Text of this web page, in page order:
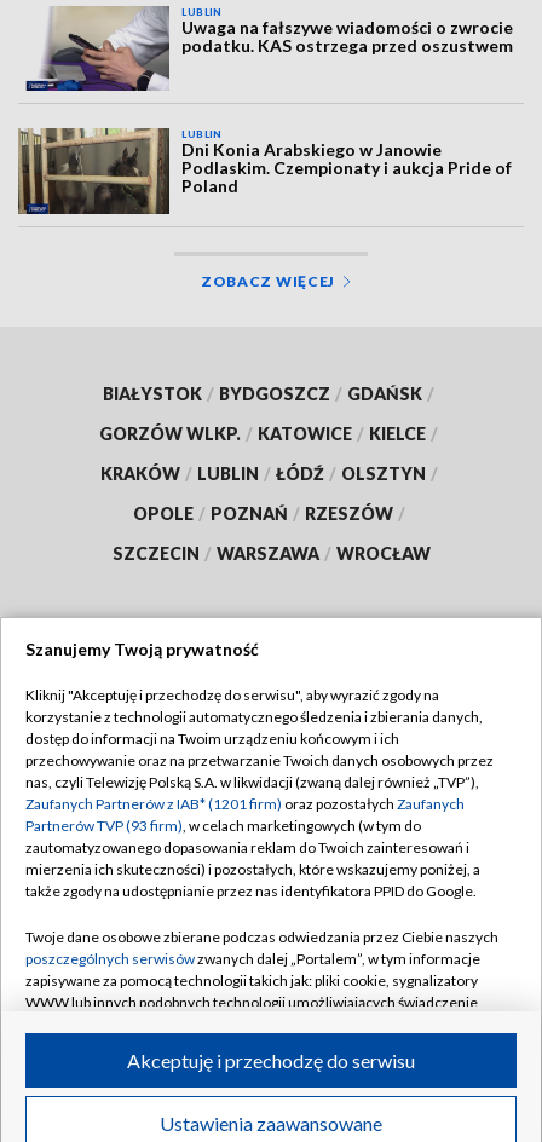
LUBLIN
Uwaga na fałszywe wiadomości o zwrocie
podatku. KAS ostrzega przed oszustwem
LUBLIN
Dni Konia Arabskiego w Janowie
Podlaskim. Czempionaty i aukcja Pride of
Poland
ZOBACZ WIĘCEJ
BIAŁYSTOK / BYDGOSZCZ / GDAŃSK /
GORZÓW WLKP. / KATOWICE / KIELCE /
KRAKÓW / LUBLIN / ŁÓDŹ / OLSZTYN /
OPOLE / POZNAŃ / RZESZÓW /
SZCZECIN / WARSZAWA / WROCŁAW
TVP
Abonament TVP
Emisja w TVP
Centrum informacji TVP
Naziemna Telewizja Cyfrowa
Rada Programowa
System NOS
Informacje o nadawcy
Program dla prasy
Regulamin TVP
Polityka prywatności
Moje zgody
Pomoc
Kontakt
Kanały
©2026 Telewizja Polska S.A. w likwidacji
Szanujemy Twoją prywatność
Kliknij "Akceptuję i przechodzę do serwisu", aby wyrazić zgody na
korzystanie z technologii automatycznego śledzenia i zbierania danych,
dostęp do informacji na Twoim urządzeniu końcowym i ich
przechowywanie oraz na przetwarzanie Twoich danych osobowych przez
nas, czyli Telewizję Polską S.A. w likwidacji (zwaną dalej również „TVP”),
Zaufanych Partnerów z IAB* (1201 firm) oraz pozostałych Zaufanych
Partnerów TVP (93 firm), w celach marketingowych (w tym do
zautomatyzowanego dopasowania reklam do Twoich zainteresowań i
mierzenia ich skuteczności) i pozostałych, które wskazujemy poniżej, a
także zgody na udostępnianie przez nas identyfikatora PPID do Google.
Twoje dane osobowe zbierane podczas odwiedzania przez Ciebie naszych
poszczególnych serwisówzwanych dalej „Portalem”, w tym informacje
zapisywane za pomocą technologii takich jak: pliki cookie, sygnalizatory
WWW lub innych podobnych technologii umożliwiających świadczenie
ruchu w Internecie.
Twoje dane osobowe zbierane podczas odwiedzania przez Ciebie
poszczególnych serwisówna Portalu, takie jak adresy IP, identyfikatory
Ustawienia zaawansowane
Akceptuję i przechodzę do serwisu